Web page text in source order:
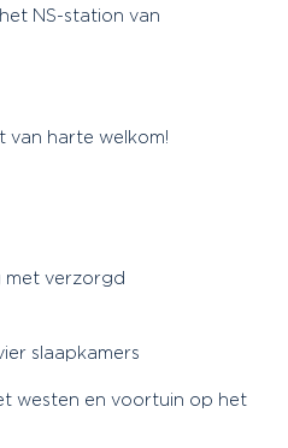
NS-station van
van harte welkom!
met verzorgd
slaapkamers
westen en voortuin op het